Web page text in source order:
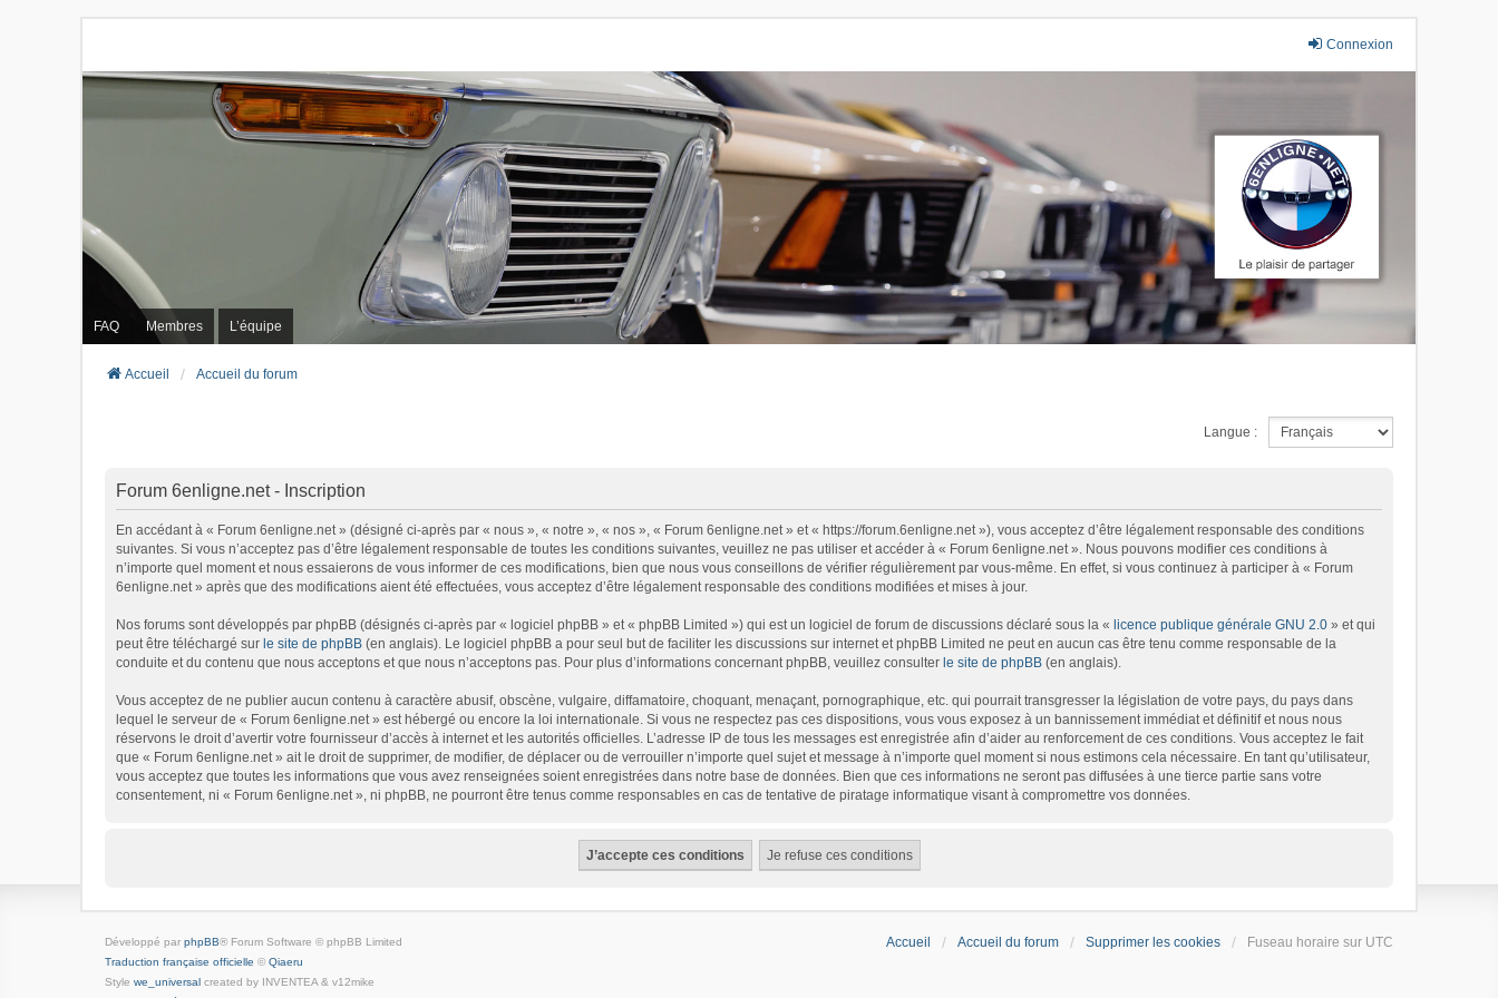
Connexion
FAQ Membres L’équipe
Accueil Accueil du forum
Langue :
Forum 6enligne.net - Inscription
En accédant à « Forum 6enligne.net » (désigné ci-après par « nous », « notre », « nos », « Forum 6enligne.net » et « https://forum.6enligne.net »), vous acceptez d’être légalement responsable des conditions
suivantes. Si vous n’acceptez pas d’être légalement responsable de toutes les conditions suivantes, veuillez ne pas utiliser et accéder à « Forum 6enligne.net ». Nous pouvons modifier ces conditions à
n’importe quel moment et nous essaierons de vous informer de ces modifications, bien que nous vous conseillons de vérifier régulièrement par vous-même. En effet, si vous continuez à participer à « Forum
6enligne.net » après que des modifications aient été effectuées, vous acceptez d’être légalement responsable des conditions modifiées et mises à jour.
Nos forums sont développés par phpBB (désignés ci-après par « logiciel phpBB » et « phpBB Limited ») qui est un logiciel de forum de discussions déclaré sous la « licence publique générale GNU 2.0 » et qui
peut être téléchargé sur le site de phpBB (en anglais). Le logiciel phpBB a pour seul but de faciliter les discussions sur internet et phpBB Limited ne peut en aucun cas être tenu comme responsable de la
conduite et du contenu que nous acceptons et que nous n’acceptons pas. Pour plus d’informations concernant phpBB, veuillez consulter le site de phpBB (en anglais).
Vous acceptez de ne publier aucun contenu à caractère abusif, obscène, vulgaire, diffamatoire, choquant, menaçant, pornographique, etc. qui pourrait transgresser la législation de votre pays, du pays dans
lequel le serveur de « Forum 6enligne.net » est hébergé ou encore la loi internationale. Si vous ne respectez pas ces dispositions, vous vous exposez à un bannissement immédiat et définitif et nous nous
réservons le droit d’avertir votre fournisseur d’accès à internet et les autorités officielles. L’adresse IP de tous les messages est enregistrée afin d’aider au renforcement de ces conditions. Vous acceptez le fait
que « Forum 6enligne.net » ait le droit de supprimer, de modifier, de déplacer ou de verrouiller n’importe quel sujet et message à n’importe quel moment si nous estimons cela nécessaire. En tant qu’utilisateur,
vous acceptez que toutes les informations que vous avez renseignées soient enregistrées dans notre base de données. Bien que ces informations ne seront pas diffusées à une tierce partie sans votre
consentement, ni « Forum 6enligne.net », ni phpBB, ne pourront être tenus comme responsables en cas de tentative de piratage informatique visant à compromettre vos données.
Accueil Accueil du forum Supprimer les cookies Fuseau horaire sur UTC
Développé par phpBB® Forum Software © phpBB Limited
Traduction française officielle © Qiaeru
Style we_universal created by INVENTEA & v12mike